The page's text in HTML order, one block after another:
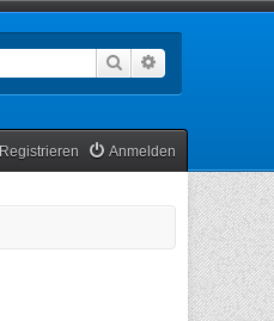
Suche
Anmelden
Registrieren